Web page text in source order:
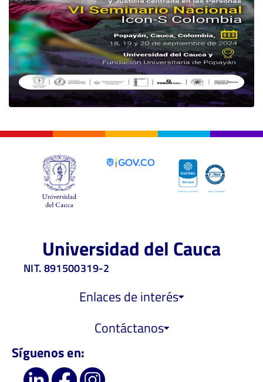
Universidad del Cauca
NIT. 891500319-2
Enlaces de interés
Contáctanos
Síguenos en: